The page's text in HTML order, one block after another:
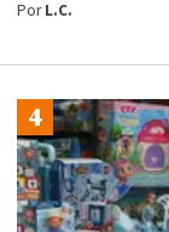
PorL.C.